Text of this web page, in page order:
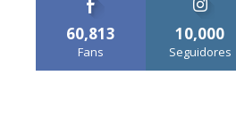
60,813
Fans
10,000
Seguidores